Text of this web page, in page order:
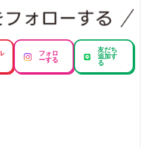
フォロ
ーする
友だち
追加す
る